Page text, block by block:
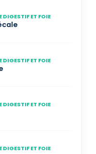
ET FOIE
ET FOIE
ET FOIE
ET FOIE